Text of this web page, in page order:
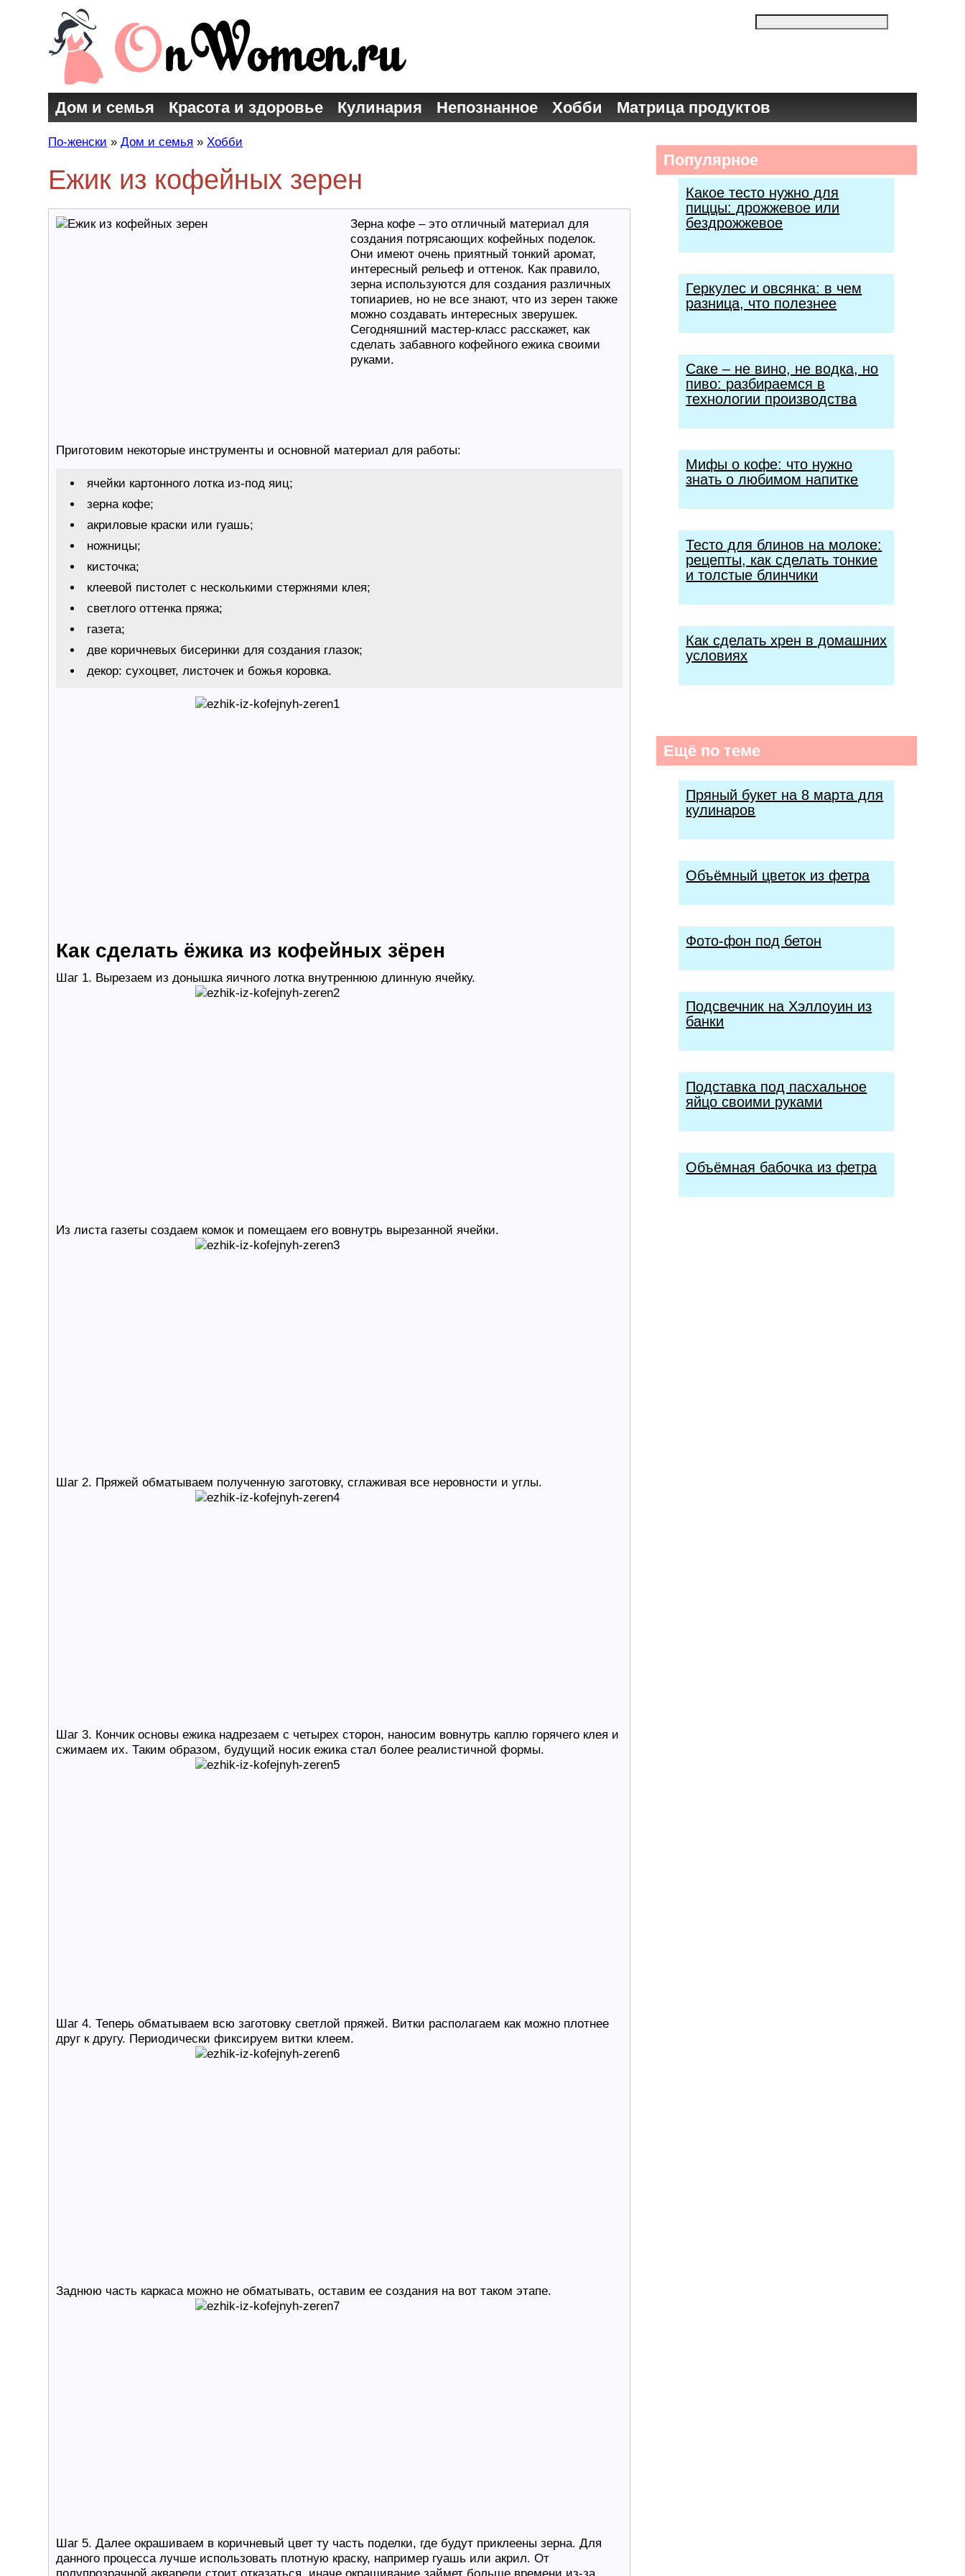
Дом и семья Красота и здоровье Кулинария Непознанное Хобби Матрица продуктов
По-женски »Дом и семья » Хобби
Ежик из кофейных зерен
Зерна кофе – это отличный материал для
создания потрясающих кофейных поделок.
Они имеют очень приятный тонкий аромат,
интересный рельеф и оттенок. Как правило,
зерна используются для создания различных
топиариев, но не все знают, что из зерен также
можно создавать интересных зверушек.
Сегодняшний мастер-класс расскажет, как
сделать забавного кофейного ежика своими
руками.
Приготовим некоторые инструменты и основной материал для работы:
ячейки картонного лотка из-под яиц;
зерна кофе;
акриловые краски или гуашь;
ножницы;
кисточка;
клеевой пистолет с несколькими стержнями клея;
светлого оттенка пряжа;
газета;
две коричневых бисеринки для создания глазок;
декор: сухоцвет, листочек и божья коровка.
Как сделать ёжика из кофейных зёрен
Шаг 1. Вырезаем из донышка яичного лотка внутреннюю длинную ячейку.
Из листа газеты создаем комок и помещаем его вовнутрь вырезанной ячейки.
Шаг 2. Пряжей обматываем полученную заготовку, сглаживая все неровности и углы.
Шаг 3. Кончик основы ежика надрезаем с четырех сторон, наносим вовнутрь каплю горячего клея и
сжимаем их. Таким образом, будущий носик ежика стал более реалистичной формы.
Шаг 4. Теперь обматываем всю заготовку светлой пряжей. Витки располагаем как можно плотнее
друг к другу. Периодически фиксируем витки клеем.
Заднюю часть каркаса можно не обматывать, оставим ее создания на вот таком этапе.
Шаг 5. Далее окрашиваем в коричневый цвет ту часть поделки, где будут приклеены зерна. Для
данного процесса лучше использовать плотную краску, например гуашь или акрил. От
полупрозрачной акварели стоит отказаться, иначе окрашивание займет больше времени из-за
Популярное
Какое тесто нужно для
пиццы: дрожжевое или
бездрожжевое
Геркулес и овсянка: в чем
разница, что полезнее
Саке – не вино, не водка, но
пиво: разбираемся в
технологии производства
Мифы о кофе: что нужно
знать о любимом напитке
Тесто для блинов на молоке:
рецепты, как сделать тонкие
и толстые блинчики
Как сделать хрен в домашних
условиях
Ещё по теме
Пряный букет на 8 марта для
кулинаров
Объёмный цветок из фетра
Фото-фон под бетон
Подсвечник на Хэллоуин из
банки
Подставка под пасхальное
яйцо своими руками
Объёмная бабочка из фетра